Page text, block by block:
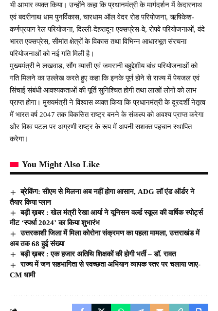
भी आभार व्यक्त किया। उन्होंने कहा कि प्रधानमंत्री के मार्गदर्शन में केदारनाथ
एवं बदरीनाथ धाम पुनर्विकास, चारधाम ऑल वेदर रोड परियोजना, ऋषिकेश-
कर्णप्रयाग रेल परियोजना, दिल्ली-देहरादून एक्सप्रेस-वे, रोपवे परियोजनाओं, वंदे
भारत एक्सप्रेस, सीमांत क्षेत्रों के विकास तथा विभिन्न आधारभूत संरचना
परियोजनाओं को नई गति मिली है।
मुख्यमंत्री ने लखवाड़, सौंग व्यासी एवं जमरानी बहुद्देशीय बांध परियोजनाओं को
गति मिलने का उल्लेख करते हुए कहा कि इनके पूर्ण होने से राज्य में पेयजल एवं
सिंचाई संबंधी आवश्यकताओं की पूर्ति सुनिश्चित होगी तथा लाखों लोगों को लाभ
प्राप्त होगा। मुख्यमंत्री ने विश्वास व्यक्त किया कि प्रधानमंत्री के दूरदर्शी नेतृत्व
में भारत वर्ष 2047 तक विकसित राष्ट्र बनने के संकल्प को अवश्य प्राप्त करेगा
और विश्व पटल पर अग्रणी राष्ट्र के रूप में अपनी सशक्त पहचान स्थापित
करेगा।
You Might Also Like
ब्रेकिंग: सीएम से मिलना अब नहीं होगा आसान, ADG लॉ एंड ऑर्डर ने
तैयार किया प्लान
बड़ी ख़बर : खेल मंत्री रेखा आर्या ने यूनिसन वर्ल्ड स्कूल की वार्षिक स्पोर्ट्स
मीट ‘स्पर्धा 2024’ का किया शुभारंभ
उत्तरकाशी जिला में मिला कोरोना संक्रमण का पहला मामला, उत्तराखंड में
अब तक 68 हुई संख्या
बड़ी ख़बर : एक हजार अतिथि शिक्षकों की होगी भर्ती – डॉ. रावत
राज्य में जन सहभागिता से स्वच्छता अभियान व्यापक स्तर पर चलाया जाए-
CM धामी